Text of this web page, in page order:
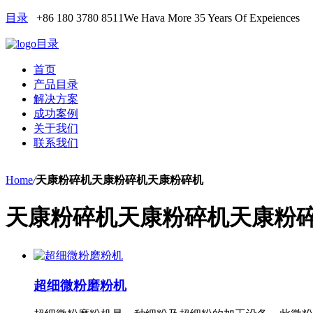
目录 +86 180 3780 8511We Hava More 35 Years Of Expeiences
目录
首页
产品目录
解决方案
成功案例
关于我们
联系我们
Home/天康粉碎机天康粉碎机天康粉碎机
天康粉碎机天康粉碎机天康粉
超细微粉磨粉机